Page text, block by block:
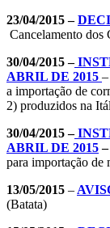
23/04/2015 –
Cancelamento dos
30/04/2015 –
ABRIL DE 2015
a importação de
2) produzidos na
30/04/2015 –
ABRIL DE 2015–
para importação de
13/05/2015 –
(Batata)